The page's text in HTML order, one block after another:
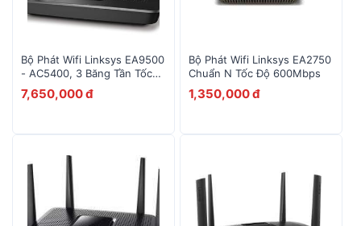
Bộ Phát Wifi Linksys EA9500
- AC5400, 3 Băng Tần Tốc
Độ 5 400Mbps, 8 LAN
7,650,000 đ
Bộ Phát Wifi Linksys EA2750
Chuẩn N Tốc Độ 600Mbps
1,350,000 đ